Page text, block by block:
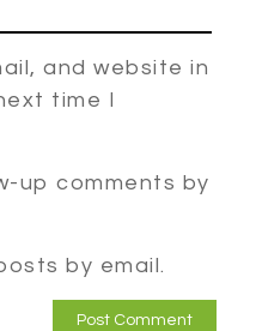
and website in
time I
up comments by
by email.